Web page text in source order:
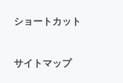
ショートカット
サイトマップ